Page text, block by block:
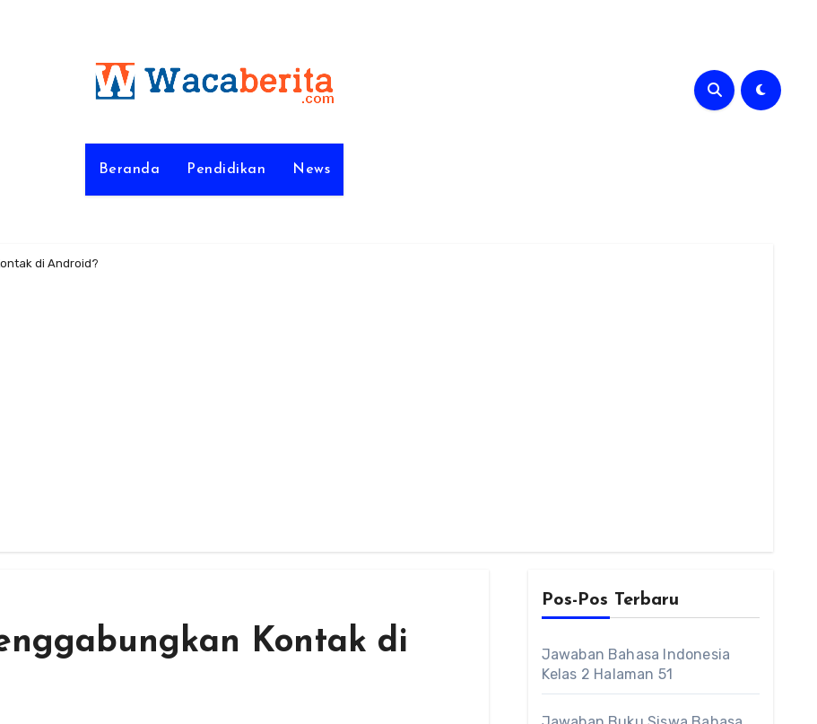
Beranda Pendidikan News
di Android?
Kontak di
Pos-Pos Terbaru
Jawaban Bahasa Indonesia
Kelas 2 Halaman 51